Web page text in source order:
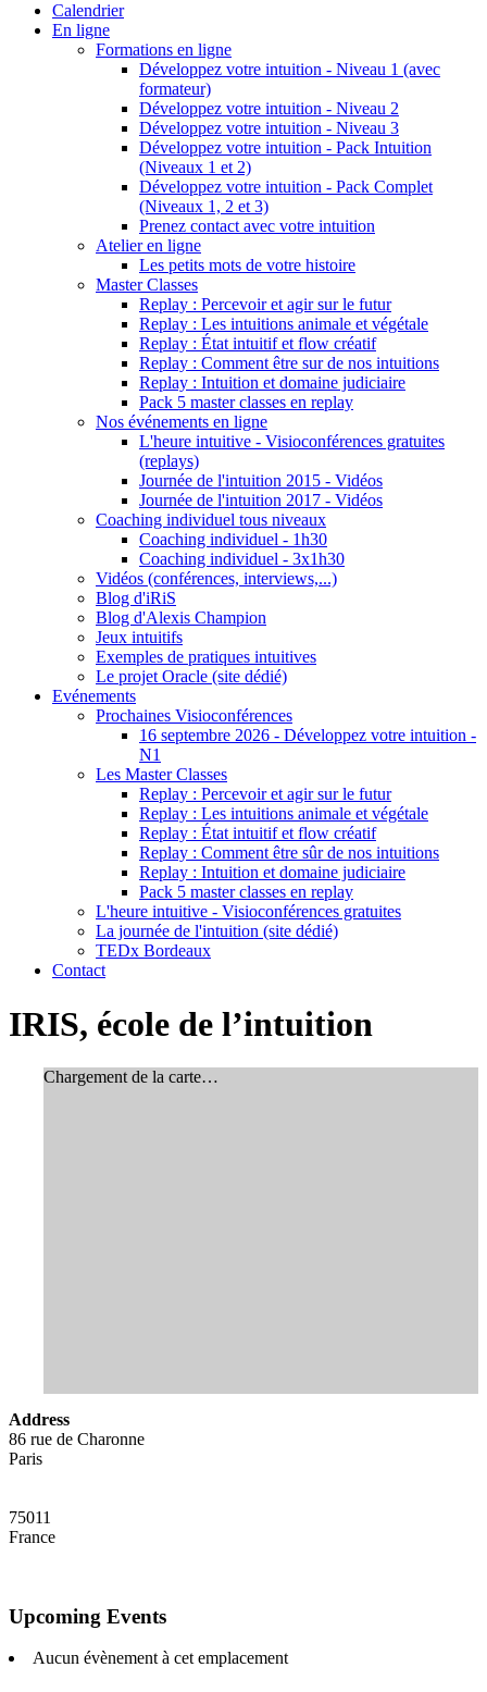
Calendrier
En ligne
Formations en ligne
Développez votre intuition - Niveau 1 (avec
formateur)
Développez votre intuition - Niveau 2
Développez votre intuition - Niveau 3
Développez votre intuition - Pack Intuition
(Niveaux 1 et 2)
Développez votre intuition - Pack Complet
(Niveaux 1, 2 et 3)
Prenez contact avec votre intuition
Atelier en ligne
Les petits mots de votre histoire
Master Classes
Replay : Percevoir et agir sur le futur
Replay : Les intuitions animale et végétale
Replay : État intuitif et flow créatif
Replay : Comment être sur de nos intuitions
Replay : Intuition et domaine judiciaire
Pack 5 master classes en replay
Nos événements en ligne
L'heure intuitive - Visioconférences gratuites
(replays)
Journée de l'intuition 2015 - Vidéos
Journée de l'intuition 2017 - Vidéos
Coaching individuel tous niveaux
Coaching individuel - 1h30
Coaching individuel - 3x1h30
Vidéos (conférences, interviews,...)
Blog d'iRiS
Blog d'Alexis Champion
Jeux intuitifs
Exemples de pratiques intuitives
Le projet Oracle (site dédié)
Evénements
Prochaines Visioconférences
16 septembre 2026 - Développez votre intuition -
N1
Les Master Classes
Replay : Percevoir et agir sur le futur
Replay : Les intuitions animale et végétale
Replay : État intuitif et flow créatif
Replay : Comment être sûr de nos intuitions
Replay : Intuition et domaine judiciaire
Pack 5 master classes en replay
L'heure intuitive - Visioconférences gratuites
La journée de l'intuition (site dédié)
TEDx Bordeaux
Contact
IRIS, école de l’intuition
Chargement de la carte…
Address
86 rue de Charonne
Paris
75011
France
Upcoming Events
Aucun évènement à cet emplacement